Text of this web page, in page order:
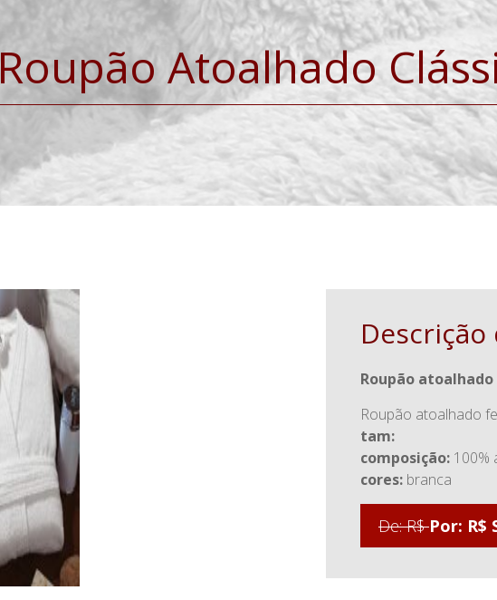
Roupão Atoalhado
roupão
roupão atoalhado
tam:
composição: 100%
cores: branca
De: R$Por: R$